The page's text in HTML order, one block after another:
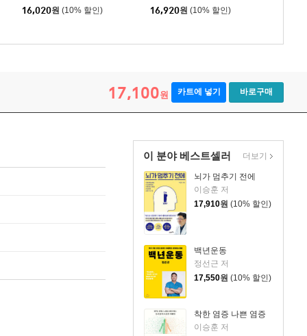
16,020원 (10% 할인)
16,920원 (10% 할인)
17,100원 카트에 넣기 바로구매
이 분야 베스트셀러
뇌가 멈추기 전에
이승훈 저
17,910원 (10% 할인)
백년운동
정선근 저
17,550원 (10% 할인)
착한 염증 나쁜 염증
이승훈 저
더보기